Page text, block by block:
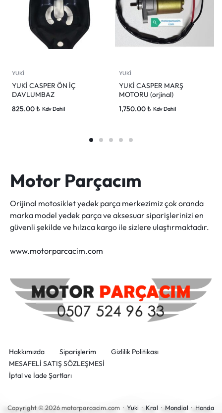
YUKİ
YUKİ CASPER ÖN İÇ
DAVLUMBAZ
825.00₺ Kdv Dahil
YUKİ
YUKİ CASPER MARŞ
MOTORU (orjinal)
1,750.00₺ Kdv Dahil
Motor Parçacım
Orijinal motosiklet yedek parça merkezimiz çok oranda
marka model yedek parça ve aksesuar siparişlerinizi en
güvenli şekilde ve hılzıca kargo ile sizlere ulaştırmaktadır.
www.motorparcacim.com
Hakkımızda Siparişlerim
Gizlilik Politikası
MESAFELİ SATIŞ SÖZLEŞMESİ
İptal ve İade Şartları
Copyright © 2026 motorparcacim.com · Yuki · Kral · Mondial · Honda